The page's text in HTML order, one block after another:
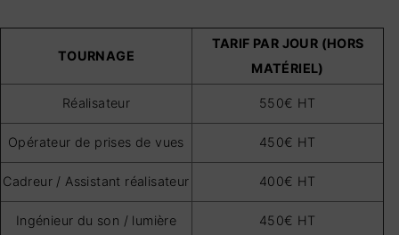
TOURNAGE
TARIF PAR JOUR (HORS
MATÉRIEL)
Réalisateur 550€ HT
Opérateur de prises de vues 450€ HT
Cadreur / Assistant réalisateur 400€ HT
Ingénieur du son / lumière 450€ HT